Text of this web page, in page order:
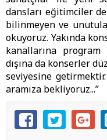
dansları eğitimciler
bilinmeyen ve
okuyoruz. Yakında
kanallarına
dışına da konserler
seviyesine
aramıza bekliyoruz...”